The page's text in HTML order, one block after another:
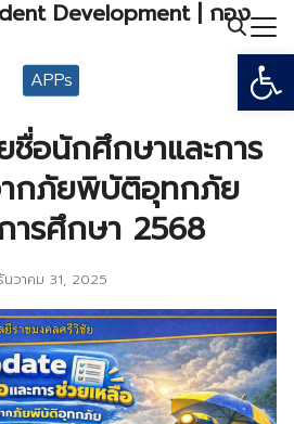
Development | กอง
APPs
ชื่อนักศึกษาและการ
ากภัยพิบัติอุทกภัย
ารศึกษา 2568
นวาคม 31, 2025